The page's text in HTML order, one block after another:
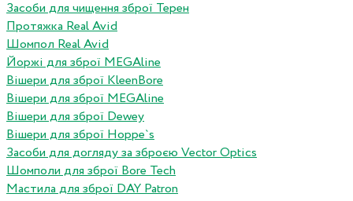
Засоби для чищення зброї Терен
Протяжка Real Avid
Шомпол Real Avid
Йоржі для зброї MEGAline
Вішери для зброї KleenBore
Вішери для зброї MEGAline
Вішери для зброї Dewey
Вішери для зброї Hoppe`s
Засоби для догляду за зброєю Vector Optics
Шомполи для зброї Bore Tech
Мастила для зброї DAY Patron